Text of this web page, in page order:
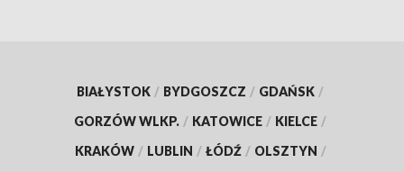
BIAŁYSTOK / BYDGOSZCZ / GDAŃSK /
GORZÓW WLKP. / KATOWICE / KIELCE /
KRAKÓW / LUBLIN / ŁÓDŹ / OLSZTYN /